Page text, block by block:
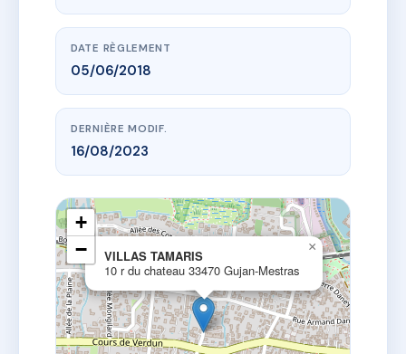
DATE RÈGLEMENT
05/06/2018
DERNIÈRE MODIF.
16/08/2023
VILLAS TAMARIS
10 r du chateau 33470 Gujan-Mestras
×
+
−